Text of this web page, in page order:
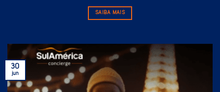
SAIBA MAIS
30
jun